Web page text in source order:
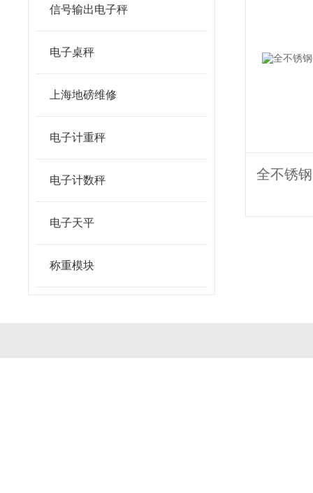
信号输出电子秤
电子桌秤
上海地磅维修
电子计重秤
电子计数秤
电子天平
称重模块